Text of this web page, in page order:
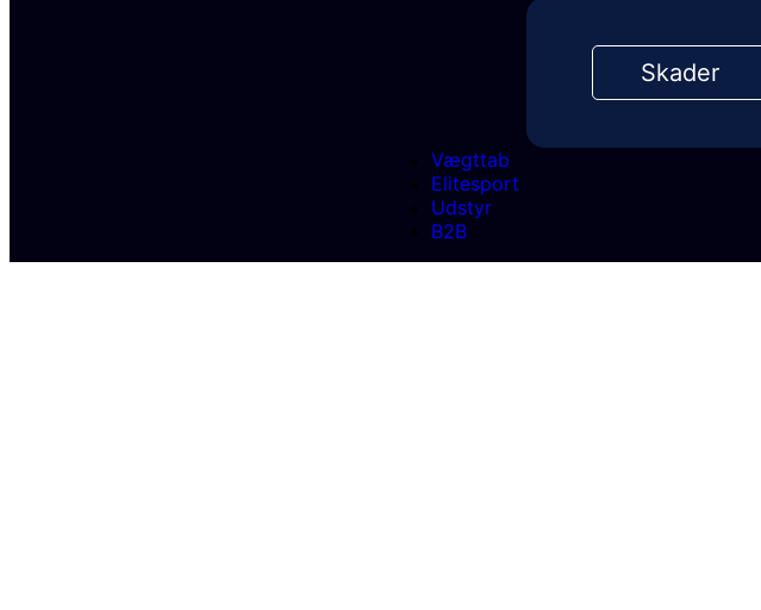
Skader
Vægttab
Elitesport
Udstyr
B2B